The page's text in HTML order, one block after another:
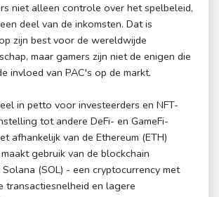
niet alleen controle over het spelbeleid,
deel van de inkomsten. Dat is
zijn best voor de wereldwijde
maar gamers zijn niet de enigen die
invloed van PAC's op de markt.
in petto voor investeerders en NFT-
tot andere DeFi- en GameFi-
afhankelijk van de Ethereum (ETH)
gebruik van de blockchain
(SOL) - een cryptocurrency met
transactiesnelheid en lagere